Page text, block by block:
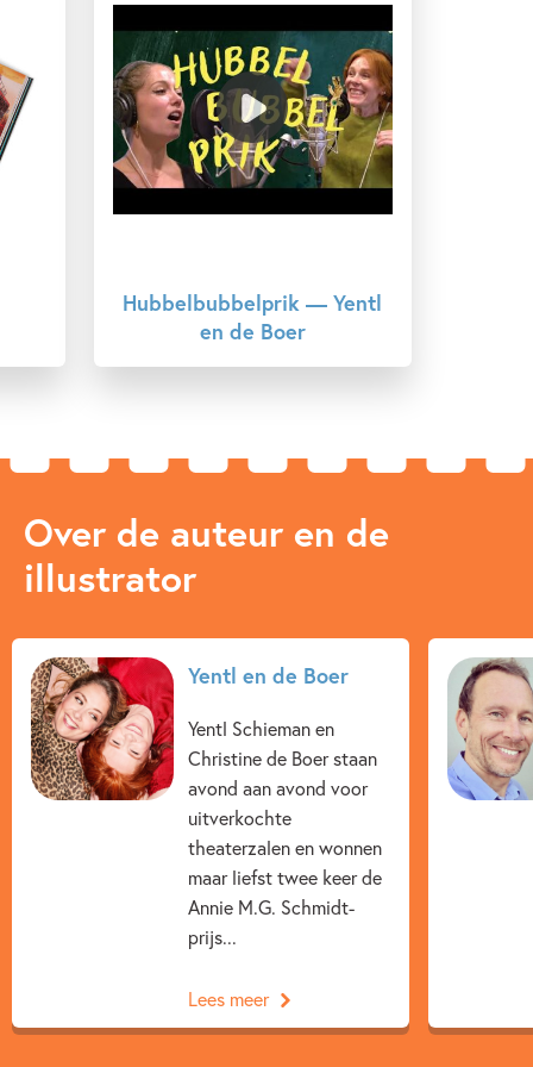
Hubbelbubbelprik — Yentl
en de Boer
Over de auteur en de
illustrator
Yentl en de Boer
Yentl Schieman en
Christine de Boer staan
avond aan avond voor
uitverkochte
theaterzalen en wonnen
maar liefst twee keer de
Annie M.G. Schmidt-
prijs...
Lees meer